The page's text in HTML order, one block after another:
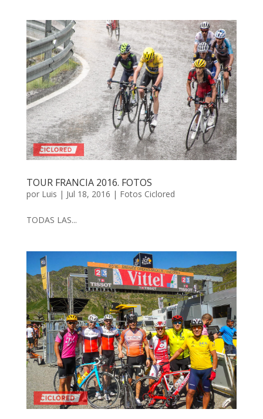
TOUR FRANCIA 2016. FOTOS
por Luis | Jul 18, 2016 | Fotos Ciclored
TODAS LAS...